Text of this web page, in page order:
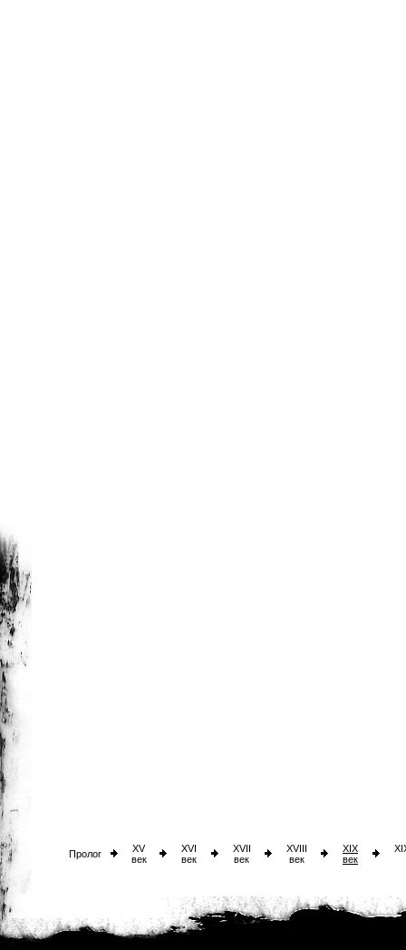
Пролог
XV
век
XVI
век
XVII
век
XVIII
век
XIX
век